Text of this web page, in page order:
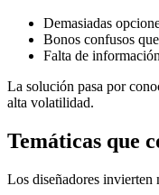
Demasiadas
Bonos confusos
Falta de
La solución pasa por
alta volatilidad.
Temáticas que
Los diseñadores invierten